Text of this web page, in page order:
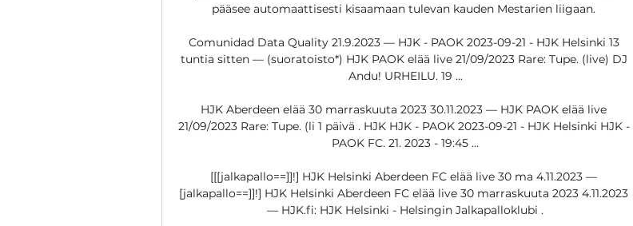
pääsee automaattisesti kisaamaan tulevan kauden Mestarien liigaan.
Comunidad Data Quality 21.9.2023 — HJK - PAOK 2023-09-21 - HJK Helsinki 13
tuntia sitten — (suoratoisto*) HJK PAOK elää live 21/09/2023 Rare: Tupe. (live) DJ
Andu! URHEILU. 19 ...
HJK Aberdeen elää 30 marraskuuta 2023 30.11.2023 — HJK PAOK elää live
21/09/2023 Rare: Tupe. (li 1 päivä . HJK HJK - PAOK 2023-09-21 - HJK Helsinki HJK -
PAOK FC. 21. 2023 - 19:45 ...
[[[jalkapallo==]]!] HJK Helsinki Aberdeen FC elää live 30 ma 4.11.2023 —
[jalkapallo==]]!] HJK Helsinki Aberdeen FC elää live 30 marraskuuta 2023 4.11.2023
— HJK.fi: HJK Helsinki - Helsingin Jalkapalloklubi .